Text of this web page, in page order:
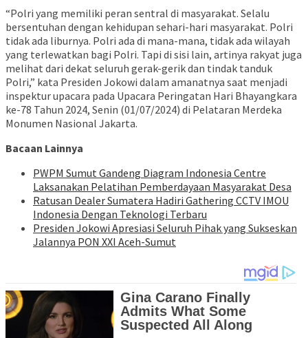
“Polri yang memiliki peran sentral di masyarakat. Selalu
bersentuhan dengan kehidupan sehari-hari masyarakat. Polri
tidak ada liburnya. Polri ada di mana-mana, tidak ada wilayah
yang terlewatkan bagi Polri. Tapi di sisi lain, artinya rakyat juga
melihat dari dekat seluruh gerak-gerik dan tindak tanduk
Polri,” kata Presiden Jokowi dalam amanatnya saat menjadi
inspektur upacara pada Upacara Peringatan Hari Bhayangkara
ke-78 Tahun 2024, Senin (01/07/2024) di Pelataran Merdeka
Monumen Nasional Jakarta.
Bacaan Lainnya
PWPM Sumut Gandeng Diagram Indonesia Centre
Laksanakan Pelatihan Pemberdayaan Masyarakat Desa
Ratusan Dealer Sumatera Hadiri Gathering CCTV IMOU
Indonesia Dengan Teknologi Terbaru
Presiden Jokowi Apresiasi Seluruh Pihak yang Sukseskan
Jalannya PON XXI Aceh-Sumut